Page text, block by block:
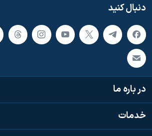
دنبال کنید
در باره ما
خدمات